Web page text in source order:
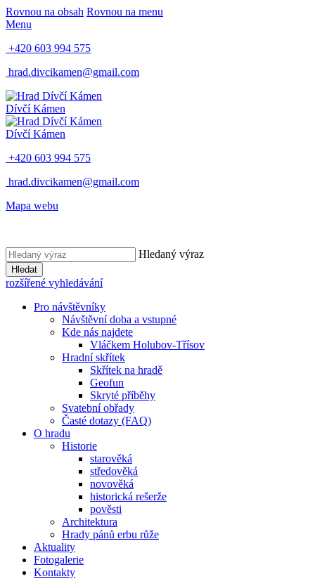
Rovnou na obsah Rovnou na menu
Menu
+420 603 994 575
hrad.divcikamen@gmail.com
Dívčí Kámen
Dívčí Kámen
+420 603 994 575
hrad.divcikamen@gmail.com
Mapa webu
Hledaný výraz
Hledat
rozšířené vyhledávání
Pro návštěvníky
Návštěvní doba a vstupné
Kde nás najdete
Vláčkem Holubov-Třísov
Hradní skřítek
Skřítek na hradě
Geofun
Skryté příběhy
Svatební obřady
Časté dotazy (FAQ)
O hradu
Historie
starověká
středověká
novověká
historická rešerže
pověsti
Architektura
Hrady pánů erbu růže
Aktuality
Fotogalerie
Kontakty